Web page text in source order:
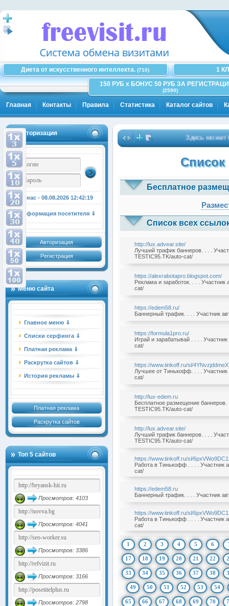
Диета от искусственного интеллекта. (710)
1
150 РУБ x БОНУС 50 РУБ ЗА
(2590)
Главная Контакты Правила Статистика Каталог сайтов
Авторизация
У нас - 08.08.2026 12:42:20
Информация посетителя ⇓
Авторизация
Регистрация
Меню сайта
Главное меню ⇓
Списки серфинга ⇓
Платная реклама ⇓
Раскрутка сайтов ⇓
История рекламы ⇓
Платная реклама
Раскрутка сайтов
Топ 5 сайтов
Просмотров: 4103
Просмотров: 4041
Просмотров: 3386
Просмотров: 3166
Просмотров: 2798
Здесь может
Список
Бесплатное
Список всех
http://lux.advear.site/
Лучший трафик баннеров. . . .
TESTIC95.TK/auto-cat/
https://alexrabotapro.blogspot.com/
Реклама и заработок. . . . Участник
cat/
https://edem58.ru/
Баннерный трафик. . . . Участник
https://formula1pro.ru/
Играй и зарабатывай . . . .
cat/
https://www.tinkoff.ru/sl/4YNvzjddmeX
Лучшее от Тинькофф. . . . Участник
cat/
http://lux-edem.ru
Бесплатное размещение баннеров.
TESTIC95.TK/auto-cat/
http://lux.advear.site/
Лучший трафик баннеров. . . .
TESTIC95.TK/auto-cat/
https://www.tinkoff.ru/sl/
Работа в Тинькофф . . . . Участник
cat/
https://edem58.ru
Баннерный трафик. . . . Участник
https://www.tinkoff.ru/sl/
Работа в Тинькофф . . . . Участник
cat/
1 2 3 4 5 6
17 18 19 20 21 22
33 34 35 36 37 38
49 50 51 52 53 54
65 66 67 68 69 70